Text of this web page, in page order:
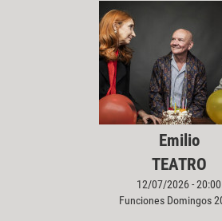
Emilio
TEATRO
12/07/2026 - 20:00
Funciones Domingos